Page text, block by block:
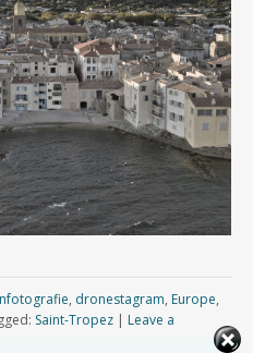
, dronestagram, Europe,
Saint-Tropez | Leave a